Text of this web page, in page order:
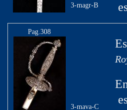
3-magr-B
Pag.308
3-mava-C